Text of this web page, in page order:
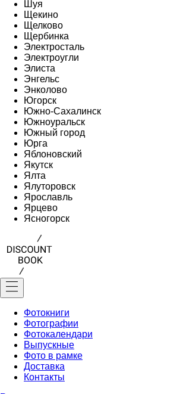
Шуя
Щекино
Щелково
Щербинка
Электросталь
Электроугли
Элиста
Энгельс
Энколово
Югорск
Южно-Сахалинск
Южноуральск
Южный город
Юрга
Яблоновский
Якутск
Ялта
Ялуторовск
Ярославль
Ярцево
Ясногорск
Фотокниги
Фотографии
Фотокалендари
Выпускные
Фото в рамке
Доставка
Контакты